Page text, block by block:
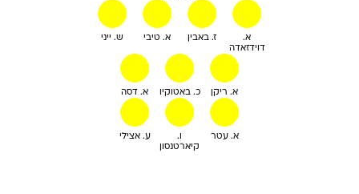
ש. ייני א. טיבי ז. באבין
א.
דוידזאדה
א. דסה כ. באטוקיו א. ריקן
ע. אצילי
ו.
קיארטנסון
א. עטר